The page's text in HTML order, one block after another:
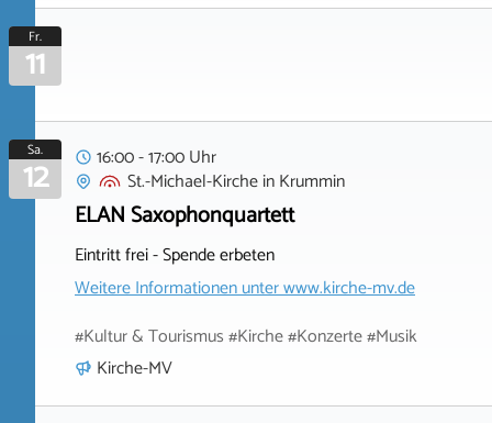
Fr.
11
Sa.
12
16:00 - 17:00 Uhr
St.-Michael-KircheinKrummin
ELAN Saxophonquartett
Eintritt frei - Spende erbeten
Weitere Informationen unterwww.kirche-mv.de
#Kultur & Tourismus #Kirche #Konzerte #Musik
Kirche-MV